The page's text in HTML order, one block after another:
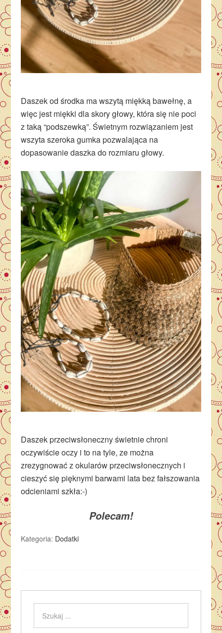
Daszek od środka ma wszytą miękką bawełnę, a
więc jest miękki dla skory głowy, która się nie poci
z taką “podszewką”. Świetnym rozwiązaniem jest
wszyta szeroka gumka pozwalająca na
dopasowanie daszka do rozmiaru głowy.
Daszek przeciwsłoneczny świetnie chroni
oczywiście oczy i to na tyle, ze można
zrezygnować z okularów przeciwsłonecznych i
cieszyć się pięknymi barwami lata bez fałszowania
odcieniami szkła:-)
Polecam!
Kategoria: Dodatki